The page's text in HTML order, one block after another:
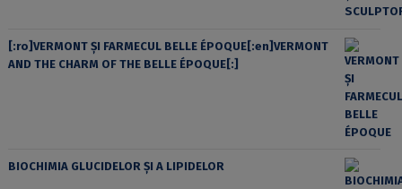
[:ro]VERMONT ȘI FARMECUL BELLE ÉPOQUE[:en]VERMONT
AND THE CHARM OF THE BELLE ÉPOQUE[:]
BIOCHIMIA GLUCIDELOR ȘI A LIPIDELOR